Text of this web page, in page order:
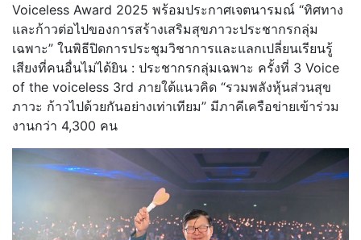
Voiceless Award 2025 พร้อมประกาศเจตนารมณ์ “ทิศทาง
และก้าวต่อไปของการสร้างเสริมสุขภาวะประชากรกลุ่ม
เฉพาะ” ในพิธีปิดการประชุมวิชาการและแลกเปลี่ยนเรียนรู้
เสียงที่คนอื่นไม่ได้ยิน : ประชากรกลุ่มเฉพาะ ครั้งที่ 3 Voice
of the voiceless 3rd ภายใต้แนวคิด “รวมพลังหุ้นส่วนสุข
ภาวะ ก้าวไปด้วยกันอย่างเท่าเทียม” มีภาคีเครือข่ายเข้าร่วม
งานกว่า 4,300 คน